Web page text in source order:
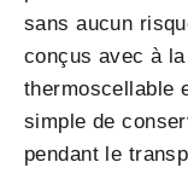
sans aucun
conçus avec à
thermoscellable
simple de
pendant le